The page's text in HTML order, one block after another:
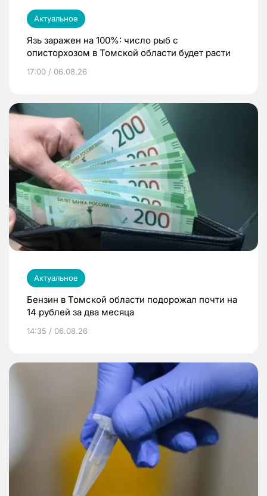
Актуальное
Язь заражен на 100%: число рыб с
описторхозом в Томской области будет расти
17:00 / 06.08.26
Актуальное
Бензин в Томской области подорожал почти на
14 рублей за два месяца
14:35 / 06.08.26